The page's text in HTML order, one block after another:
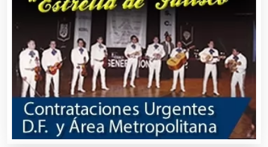
Bebidas
Belleza
Bordados y Estampados